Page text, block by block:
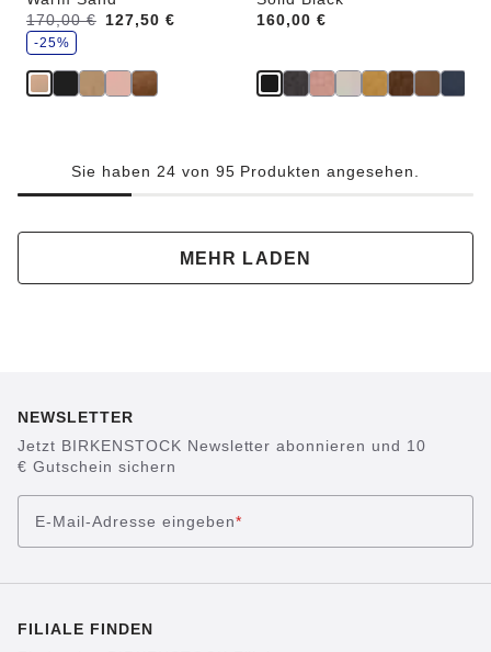
Vorher:
170,00 €
Jetzt 127,50 €
S
p
a
r
e
-25%
Price:
160,00 €
Sie haben 24 von 95 Produkten angesehen.
MEHR LADEN
NEWSLETTER
Jetzt BIRKENSTOCK Newsletter abonnieren und 10
€ Gutschein sichern
E-Mail-Adresse eingeben*
FILIALE FINDEN